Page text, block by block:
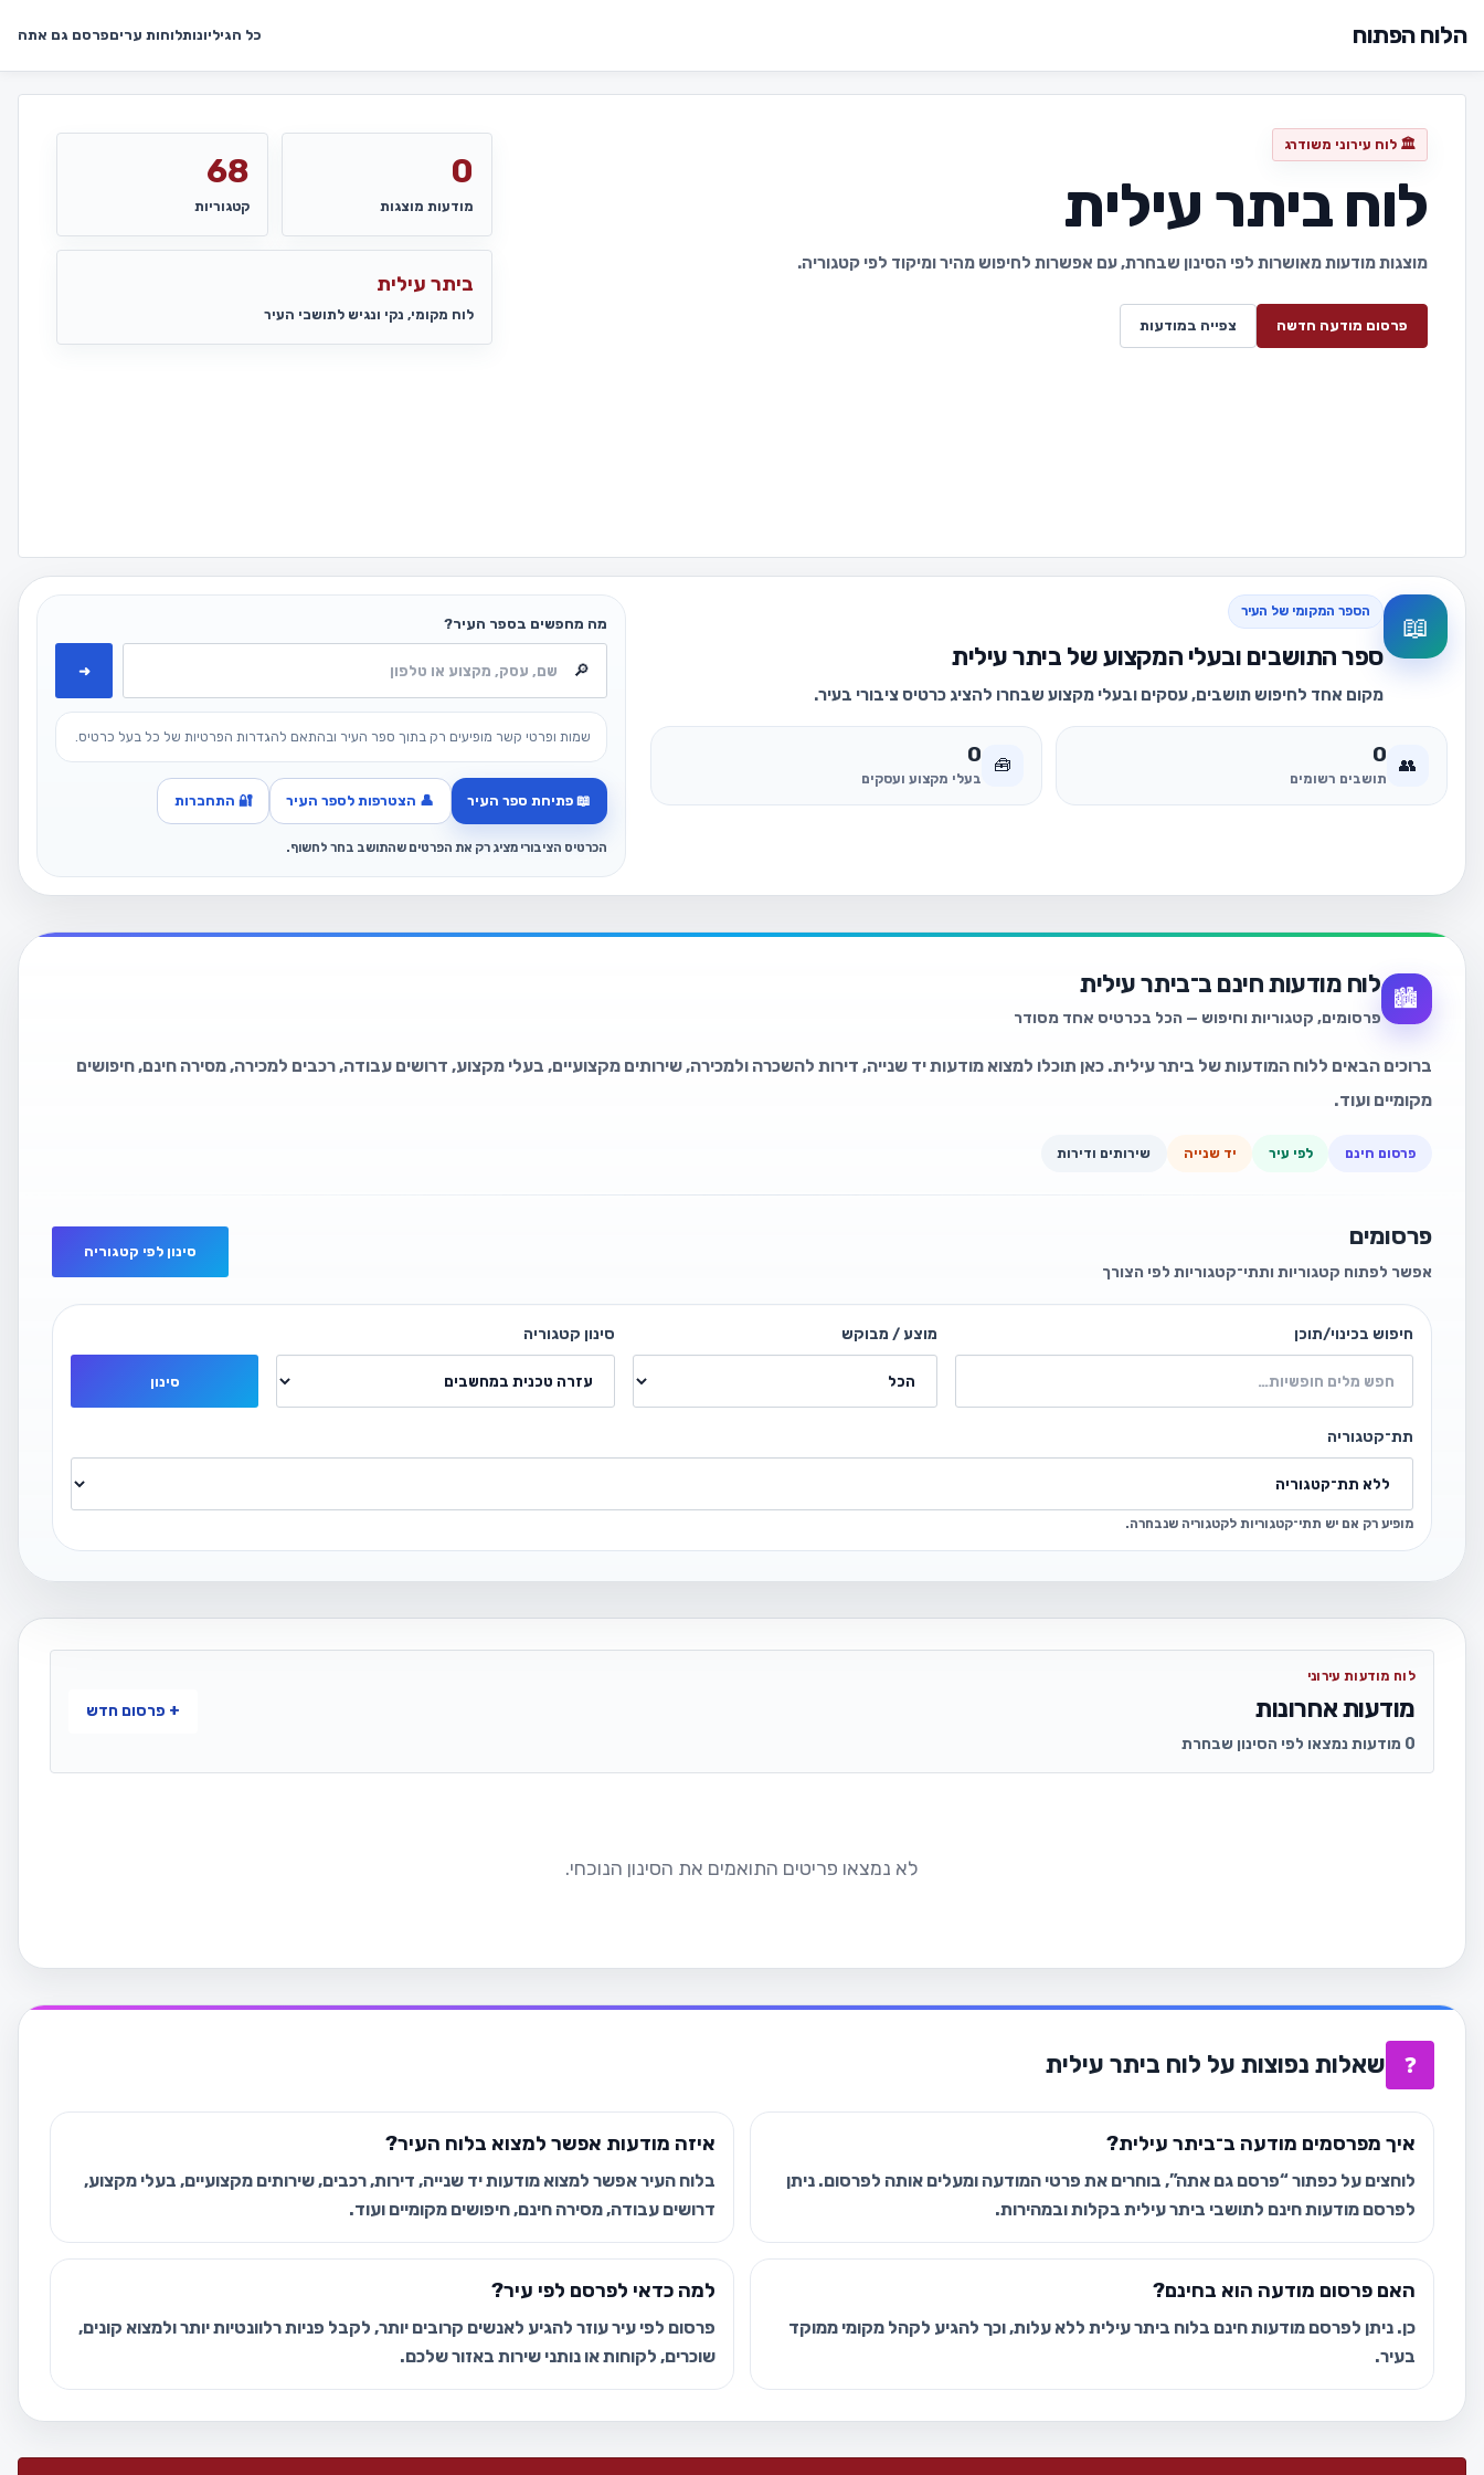
הלוח הפתוח כל הגיליונותלוחות עריםפרסם גם אתה
🏛️ לוח עירוני משודרג
לוח ביתר עילית
מוצגות מודעות מאושרות לפי הסינון שבחרת, עם אפשרות לחיפוש מהיר ומיקוד לפי קטגוריה.
פרסום מודעה חדשה צפייה במודעות
0
מודעות מוצגות
68
קטגוריות
ביתר עילית
לוח מקומי, נקי ונגיש לתושבי העיר
📖 הספר המקומי של העיר
ספר התושבים ובעלי המקצוע של ביתר עילית
מקום אחד לחיפוש תושבים, עסקים ובעלי מקצוע שבחרו להציג כרטיס ציבורי בעיר.
👥
0
תושבים רשומים
🧰
0
בעלי מקצוע ועסקים
מה מחפשים בספר העיר?
➜
שמות ופרטי קשר מופיעים רק בתוך ספר העיר ובהתאם להגדרות הפרטיות של כל בעל כרטיס.
📖 פתיחת ספר העיר 👤 הצטרפות לספר העיר 🔐 התחברות
הכרטיס הציבורי מציג רק את הפרטים שהתושב בחר לחשוף.
🏙️
לוח מודעות חינם ב־ביתר עילית
פרסומים, קטגוריות וחיפוש — הכל בכרטיס אחד מסודר
ברוכים הבאים ללוח המודעות של ביתר עילית. כאן תוכלו למצוא מודעות יד שנייה, דירות להשכרה ולמכירה, שירותים מקצועיים, בעלי מקצוע, דרושים עבודה, רכבים למכירה, מסירה חינם, חיפושים
מקומיים ועוד.
פרסום חינם לפי עיר יד שנייה שירותים ודירות
פרסומים
אפשר לפתוח קטגוריות ותתי־קטגוריות לפי הצורך
סינון לפי קטגוריה
חיפוש בכינוי/תוכן מוצע / מבוקש סינון קטגוריה
סינון
תת־קטגוריה
מופיע רק אם יש תתי־קטגוריות לקטגוריה שנבחרה.
לוח מודעות עירוני
מודעות אחרונות
0 מודעות נמצאו לפי הסינון שבחרת
+ פרסום חדש
לא נמצאו פריטים התואמים את הסינון הנוכחי.
❓ שאלות נפוצות על לוח ביתר עילית
איך מפרסמים מודעה ב־ביתר עילית?
לוחצים על כפתור “פרסם גם אתה”, בוחרים את פרטי המודעה ומעלים אותה לפרסום. ניתן
לפרסם מודעות חינם לתושבי ביתר עילית בקלות ובמהירות.
איזה מודעות אפשר למצוא בלוח העיר?
בלוח העיר אפשר למצוא מודעות יד שנייה, דירות, רכבים, שירותים מקצועיים, בעלי מקצוע,
דרושים עבודה, מסירה חינם, חיפושים מקומיים ועוד.
האם פרסום מודעה הוא בחינם?
כן. ניתן לפרסם מודעות חינם בלוח ביתר עילית ללא עלות, וכך להגיע לקהל מקומי ממוקד
בעיר.
למה כדאי לפרסם לפי עיר?
פרסום לפי עיר עוזר להגיע לאנשים קרובים יותר, לקבל פניות רלוונטיות יותר ולמצוא קונים,
שוכרים, לקוחות או נותני שירות באזור שלכם.